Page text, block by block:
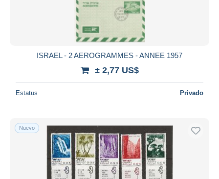
ISRAEL - 2 AEROGRAMMES - ANNEE 1957
± 2,77 US$
Estatus Privado
Nuevo